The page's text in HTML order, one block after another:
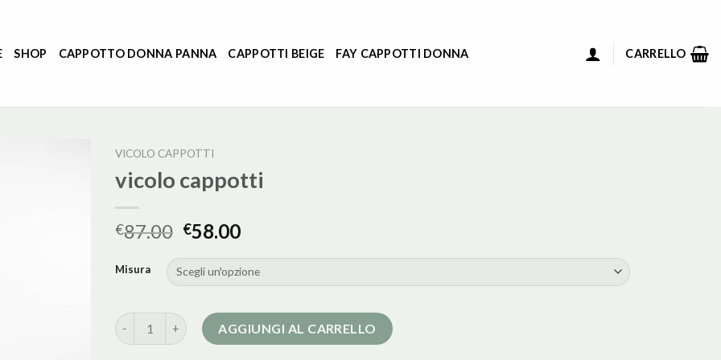
SHOP CAPPOTTO DONNA PANNA CAPPOTTI BEIGE FAY CAPPOTTI DONNA CARRELLO
VICOLO CAPPOTTI
vicolo cappotti
€87.00 €58.00
Misura
vicolo cappotti quantitàAGGIUNGI AL CARRELLO